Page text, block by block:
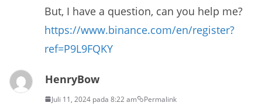
But, I have a question, can you help me?
https://www.binance.com/en/register?
ref=P9L9FQKY
HenryBow
Juli 11, 2024 pada 8:22 am Permalink